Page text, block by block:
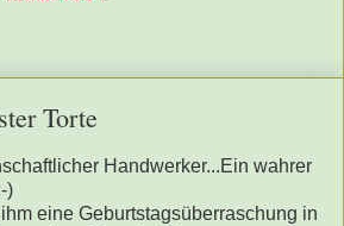
Torte
Handwerker...Ein wahrer
)
eine Geburtstagsüberraschung in